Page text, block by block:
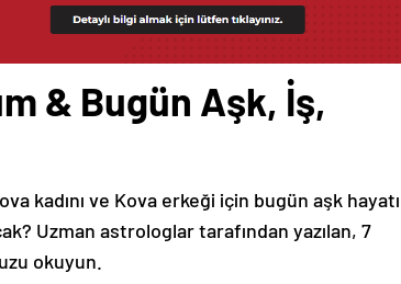
& Bugün Aşk, İş,
kadını ve Kova erkeği için bugün aşk hayatı
Uzman astrologlar tarafından yazılan, 7
okuyun.